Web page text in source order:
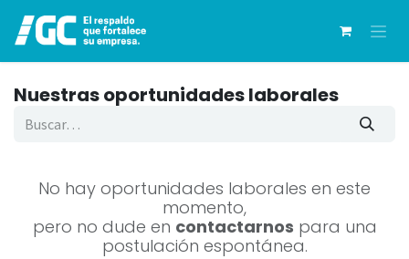
Nuestras oportunidades laborales
No hay oportunidades laborales en este
momento,
pero no dude en contactarnos para una
postulación espontánea.